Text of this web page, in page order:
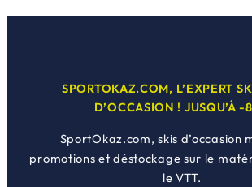
649,00€.
150,00€.
SPORTOKAZ.COM, L’EXPERT
D’OCCASION ! JUSQU’À -
SportOkaz.com, skis d’occasion
promotions et déstockage sur le
le VTT.